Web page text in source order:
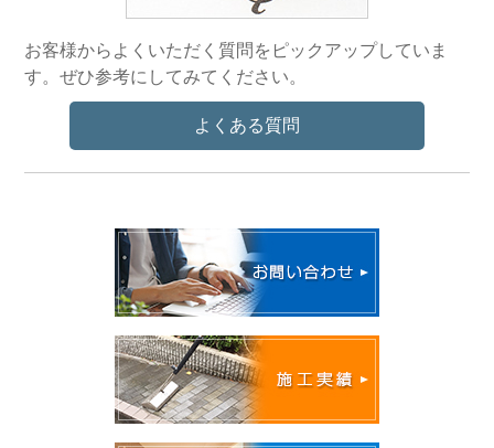
お客様からよくいただく質問をピックアップしていま
す。ぜひ参考にしてみてください。
よくある質問